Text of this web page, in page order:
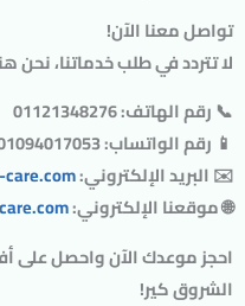
تواصل معنا الآن!
لا تتردد في طلب خدماتنا، نحن
📞 رقم الهاتف: 01121348276
📱 رقم الواتساب: 01094017053
✉️البريد الإلكتروني:
🌐موقعنا الإلكتروني:
احجز موعدك الآن واحصل على
الشروق كير!